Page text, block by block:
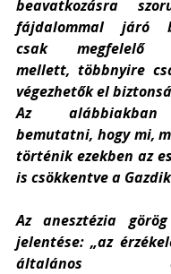
beavatkozásra
fájdalommal járó
csak megfelelő
mellett, többnyire
végezhetők el
Az alábbiakban
bemutatni, hogy mi,
történik ezekben az
is csökkentve a
Az anesztézia
jelentése: „az
általános